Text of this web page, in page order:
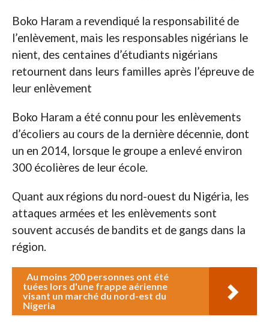
Boko Haram a revendiqué la responsabilité de
l’enlèvement, mais les responsables nigérians le
nient, des centaines d’étudiants nigérians
retournent dans leurs familles après l’épreuve de
leur enlèvement
Boko Haram a été connu pour les enlèvements
d’écoliers au cours de la dernière décennie, dont
un en 2014, lorsque le groupe a enlevé environ
300 écolières de leur école.
Quant aux régions du nord-ouest du Nigéria, les
attaques armées et les enlèvements sont
souvent accusés de bandits et de gangs dans la
région.
Au moins 200 personnes ont été
tuées lors d'une frappe aérienne
visant un marché du nord-est du
Nigeria